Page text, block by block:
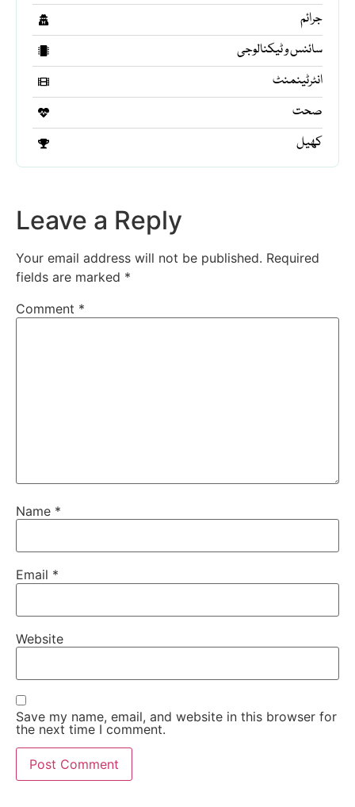
جرائم
سائنس و ٹیکنالوجی
انٹرٹینمنٹ
صحت
کھیل
Leave a Reply
Your email address will not be published. Required
fields are marked *
Comment *
Name *
Email *
Website
Save my name, email, and website in this browser for
the next time I comment.